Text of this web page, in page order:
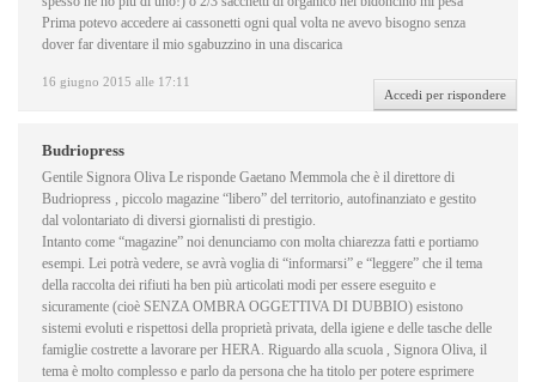
16 giugno 2015 alle 17:11
Prima potevo accedere ai cassonetti ogni qual volta ne avevo bisogno senza
dover far diventare il mio sgabuzzino in una discarica
Accedi per rispondere
Budriopress
Gentile Signora Oliva Le risponde Gaetano Memmola che è il direttore di
Budriopress , piccolo magazine “libero” del territorio, autofinanziato e gestito
dal volontariato di diversi giornalisti di prestigio.
Intanto come “magazine” noi denunciamo con molta chiarezza fatti e portiamo
esempi. Lei potrà vedere, se avrà voglia di “informarsi” e “leggere” che il tema
della raccolta dei rifiuti ha ben più articolati modi per essere eseguito e
sicuramente (cioè SENZA OMBRA OGGETTIVA DI DUBBIO) esistono
sistemi evoluti e rispettosi della proprietà privata, della igiene e delle tasche delle
famiglie costrette a lavorare per HERA. Riguardo alla scuola , Signora Oliva, il
tema è molto complesso e parlo da persona che ha titolo per potere esprimere